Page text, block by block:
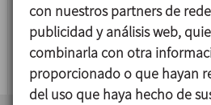
MEZCLA
con nuestros partners de
publicidad y análisis web,
combinarla con otra
proporcionado o que hayan
del uso que haya hecho de